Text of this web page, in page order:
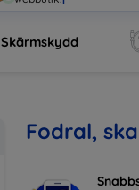
Skärmskydd
Fodral,